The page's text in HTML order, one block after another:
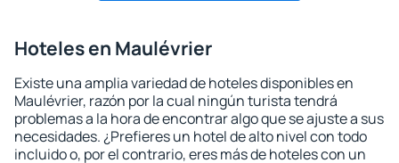
Hoteles en Maulévrier
Existe una amplia variedad de hoteles disponibles en
Maulévrier, razón por la cual ningún turista tendrá
problemas a la hora de encontrar algo que se ajuste a sus
necesidades. ¿Prefieres un hotel de alto nivel con todo
incluido o, por el contrario, eres más de hoteles con un